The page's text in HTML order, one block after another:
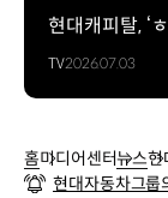
현대캐피탈, ‘
TV2026.07.03
홈미디어센터뉴스현
가
현대자동차그룹